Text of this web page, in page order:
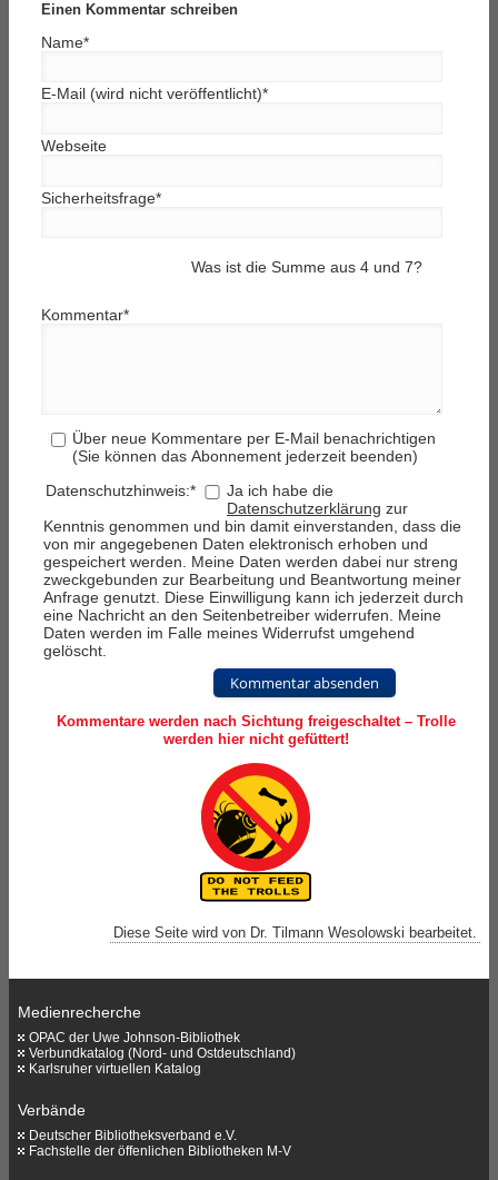
Einen Kommentar schreiben
Name*
E-Mail (wird nicht veröffentlicht)*
Webseite
Sicherheitsfrage*
Was ist die Summe aus 4 und 7?
Kommentar*
Über neue Kommentare per E-Mail benachrichtigen
(Sie können das Abonnement jederzeit beenden)
Datenschutzhinweis:*
Ja ich habe die
Datenschutzerklärung zur
Kenntnis genommen und bin damit einverstanden, dass die
von mir angegebenen Daten elektronisch erhoben und
gespeichert werden. Meine Daten werden dabei nur streng
zweckgebunden zur Bearbeitung und Beantwortung meiner
Anfrage genutzt. Diese Einwilligung kann ich jederzeit durch
eine Nachricht an den Seitenbetreiber widerrufen. Meine
Daten werden im Falle meines Widerrufst umgehend
gelöscht.
Kommentar absenden
Kommentare werden nach Sichtung freigeschaltet – Trolle
werden hier nicht gefüttert!
Diese Seite wird von Dr. Tilmann Wesolowski bearbeitet.
Medienrecherche
OPAC der Uwe Johnson-Bibliothek
Verbundkatalog (Nord- und Ostdeutschland)
Karlsruher virtuellen Katalog
Verbände
Deutscher Bibliotheksverband e.V.
Fachstelle der öffenlichen Bibliotheken M-V